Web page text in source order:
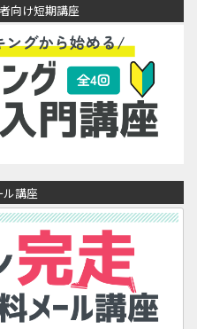
向け短期講座
ル講座